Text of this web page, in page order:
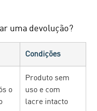
uma devolução?
Condições
o
Produto sem
uso e com
lacre intacto